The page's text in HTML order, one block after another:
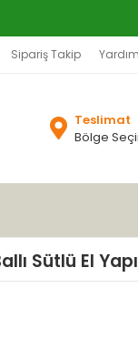
Sipariş Takip Yardım
Teslimat
Bölge
Sütlü El